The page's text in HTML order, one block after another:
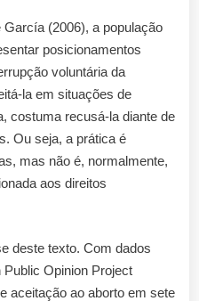
(2006), a população
posicionamentos
voluntária da
la em situações de
costuma recusá-la diante de
Ou seja, a prática é
mas não é, normalmente,
aos direitos
deste texto. Com dados
Opinion Project
aceitação ao aborto em sete